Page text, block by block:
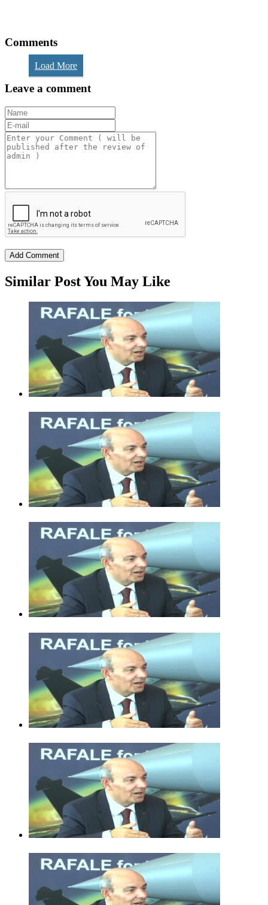
Comments
Load More
Leave a comment
Similar Post You May Like